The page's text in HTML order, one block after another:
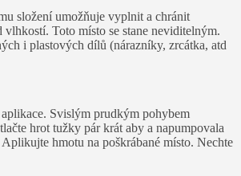
složení umožňuje vyplnit a chránit
vlhkostí. Toto místo se stane neviditelným.
i plastových dílů (nárazníky, zrcátka, atd
Svislým prudkým pohybem
hrot tužky pár krát aby a napumpovala
hmotu na poškrábané místo. Nechte